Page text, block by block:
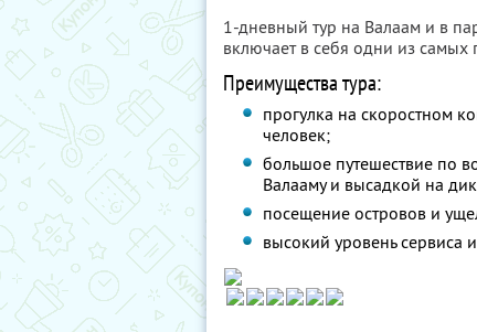
1-дневный тур на Валаам и в
включает в себя одни из
Преимущества тура:
прогулка на скоростном
человек;
большое путешествие по
Валааму и высадкой на
посещение островов и
высокий уровень сервиса